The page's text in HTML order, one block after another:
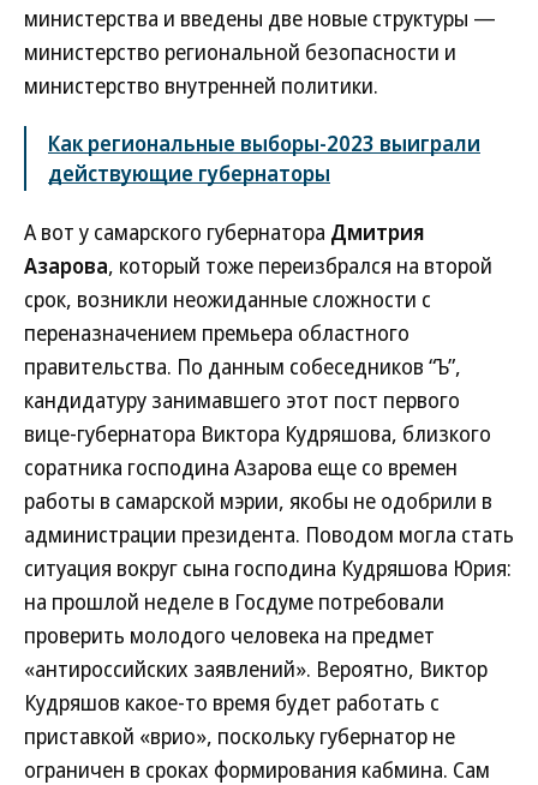
министерства и введены две новые структуры —
министерство региональной безопасности и
министерство внутренней политики.
Как региональные выборы-2023 выиграли
действующие губернаторы
А вот у самарского губернатора Дмитрия
Азарова, который тоже переизбрался на второй
срок, возникли неожиданные сложности с
переназначением премьера областного
правительства. По данным собеседников “Ъ”,
кандидатуру занимавшего этот пост первого
вице-губернатора Виктора Кудряшова, близкого
соратника господина Азарова еще со времен
работы в самарской мэрии, якобы не одобрили в
администрации президента. Поводом могла стать
ситуация вокруг сына господина Кудряшова Юрия:
на прошлой неделе в Госдуме потребовали
проверить молодого человека на предмет
«антироссийских заявлений». Вероятно, Виктор
Кудряшов какое-то время будет работать с
приставкой «врио», поскольку губернатор не
ограничен в сроках формирования кабмина. Сам